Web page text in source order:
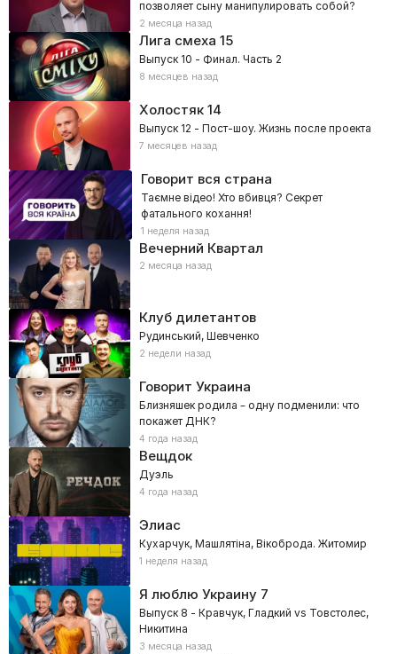
позволяет сыну манипулировать собой?
2 месяца назад
Лига смеха 15
Выпуск 10 - Финал. Часть 2
8 месяцев назад
Холостяк14
Выпуск 12 - Пост-шоу. Жизнь после проекта
7 месяцев назад
Говорит вся страна
Таємне відео! Хто вбивця? Секрет
фатального кохання!
1 неделя назад
Вечерний Квартал
2 месяца назад
Клуб дилетантов
Рудинський, Шевченко
2 недели назад
Говорит Украина
Близняшек родила – одну подменили: что
покажет ДНК?
4 года назад
Вещдок
Дуэль
4 года назад
Элиас
Кухарчук, Машлятіна, Вікоброда. Житомир
1 неделя назад
Я люблю Украину7
Выпуск 8 - Кравчук, Гладкий vs Товстолес,
Никитина
3 месяца назад